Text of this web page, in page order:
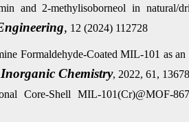
and 2-methylisoborneol in natural/
, 12 (2024) 112728
Formaldehyde-Coated MIL-101 as
Inorganic Chemistry, 2022, 61,
Core-Shell MIL-101(Cr)@MOF-